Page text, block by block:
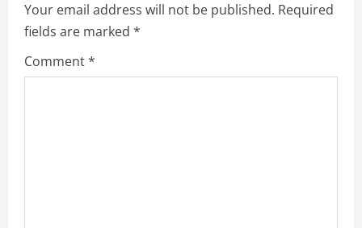
R
e
Your email address will not be published. Required
fields are marked *
Comment*